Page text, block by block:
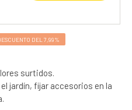
DEL 7,99%
surtidos.
jardín, fijar accesorios en la